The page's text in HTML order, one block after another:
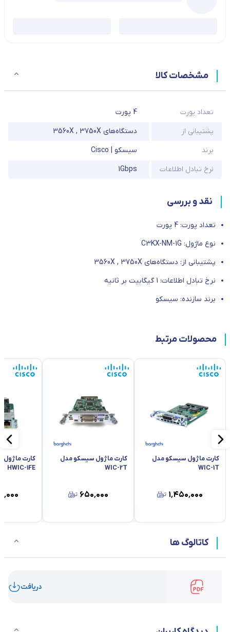
مشخصات کالا
تعداد پورت
4 پورت
پشتیبانی از
دستگاه‌های 3560X , 3750X
برند
سیسکو | Cisco
نرخ تبادل اطلاعات
1Gbps
نقد و بررسی
تعداد پورت: 4 پورت
نوع ماژول: C3KX-NM-1G
پشتیبانی از: دستگاه‌های 3560X , 3750X
نرخ تبادل اطلاعات: 1 گیگابیت بر ثانیه
برند سازنده: سیسکو
محصولات مرتبط
کارت ماژول سیسکو مدل
WIC-1T
۱٬۴۵۰٬۰۰۰
کارت ماژول سیسکو مدل
WIC-2T
۶۵۰٬۰۰۰
کارت
HWIC-1FE
کاتالوگ ها
دریافت